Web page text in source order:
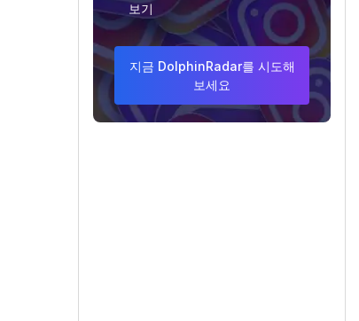
보기
지금 DolphinRadar를 시도해
보세요